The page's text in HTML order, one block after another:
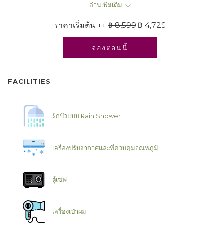
อ่านเพิ่มเติม
ราคาเริ่มต้น ++ ฿ 8,599 ฿ 4,729
จองตอนนี้
FACILITIES
ฝักบัวแบบ Rain Shower
เครื่องปรับอากาศและที่ควบคุมอุณหภูมิ
ตู้เซฟ
เครื่องเป่าผม